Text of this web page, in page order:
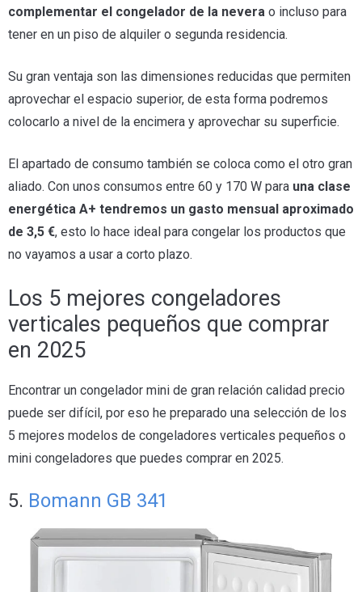
complementar el congelador de la nevera o incluso para
tener en un piso de alquiler o segunda residencia.
Su gran ventaja son las dimensiones reducidas que permiten
aprovechar el espacio superior, de esta forma podremos
colocarlo a nivel de la encimera y aprovechar su superficie.
El apartado de consumo también se coloca como el otro gran
aliado. Con unos consumos entre 60 y 170 W para una clase
energética A+ tendremos un gasto mensual aproximado
de 3,5 €, esto lo hace ideal para congelar los productos que
no vayamos a usar a corto plazo.
Los 5 mejores congeladores
verticales pequeños que comprar
en 2025
Encontrar un congelador mini de gran relación calidad precio
puede ser difícil, por eso he preparado una selección de los
5 mejores modelos de congeladores verticales pequeños o
mini congeladores que puedes comprar en 2025.
5. Bomann GB 341